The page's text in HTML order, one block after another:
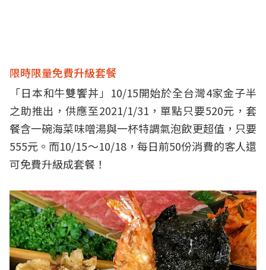
限時限量免費升級套餐
「日本和牛雙饗丼」10/15開始於全台灣4家金子半
之助推出，供應至2021/1/31，單點只要520元，套
餐含一碗海菜味噌湯與一杯特調氣泡飲更超值，只要
555元。而10/15～10/18，每日前50份消費的客人還
可免費升級成套餐！